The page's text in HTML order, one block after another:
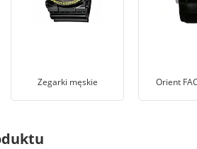
Zegarki męskie Orient